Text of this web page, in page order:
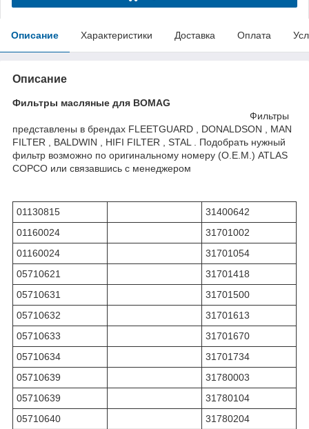
Описание Характеристики Доставка Оплата
Описание
Фильтры масляные для BOMAG
Фильтры
представлены в брендах FLEETGUARD , DONALDSON , MAN
FILTER , BALDWIN , HIFI FILTER , STAL . Подобрать нужный
фильтр возможно по оригинальному номеру (O.E.M.) ATLAS
COPCO или связавшись с менеджером
01130815
31400642
01160024
31701002
01160024
31701054
05710621
31701418
05710631
31701500
05710632
31701613
05710633
31701670
05710634
31701734
05710639
31780003
05710639
31780104
05710640
31780204